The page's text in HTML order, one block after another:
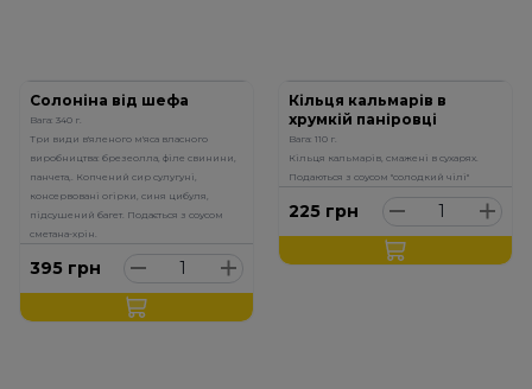
Солоніна від шефа
Вага: 340 г.
Три види в'яленого м'яса власного
виробництва: брезеолла, філе свинини,
панчета,. Копчений сир сулугуні,
консервовані огірки, синя цибуля,
підсушений багет. Подається з соусом
сметана-хрін.
395 грн
Кільця кальмарів в
хрумкій паніровці
Вага: 110 г.
Кільця кальмарів, смажені в сухарях.
Подаються з соусом "солодкий чілі"
225 грн